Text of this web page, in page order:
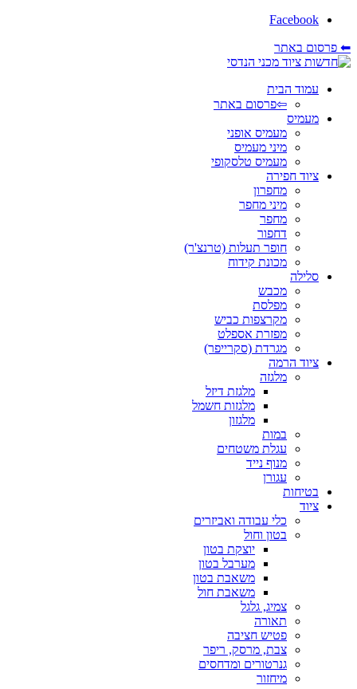
Facebook
⬅ פרסום באתר
עמוד הבית
⇦פרסום באתר
מעמיס
מעמיס אופני
מיני מעמיס
מעמיס טלסקופי
ציוד חפירה
מחפרון
מיני מחפר
מחפר
דחפור
חופר תעלות (טרנצ'ר)
מכונת קידוח
סלילה
מכבש
מפלסת
מקרצפות כביש
מפזרת אספלט
מגרדת (סקרייפר)
ציוד הרמה
מלגזה
מלגזת דיזל
מלגזות חשמל
מלגזון
במות
עגלת משטחים
מנוף נייד
עגורן
בטיחות
ציוד
כלי עבודה ואביזרים
בטון וחול
יוצקת בטון
מערבל בטון
משאבת בטון
משאבת חול
צמיג, גלגל
תאורה
פטיש חציבה
צבת, מרסק, ריפר
גנרטורים ומדחסים
מיחזור